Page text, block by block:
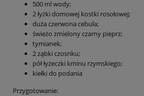
500 ml wody;
2 łyżki domowej kostki rosołowej;
duża czerwona cebula;
świeżo zmielony czarny pieprz;
tymianek;
2 ząbki czosnku;
pół łyżeczki kminu rzymskiego;
kiełki do podania
Przygotowanie: